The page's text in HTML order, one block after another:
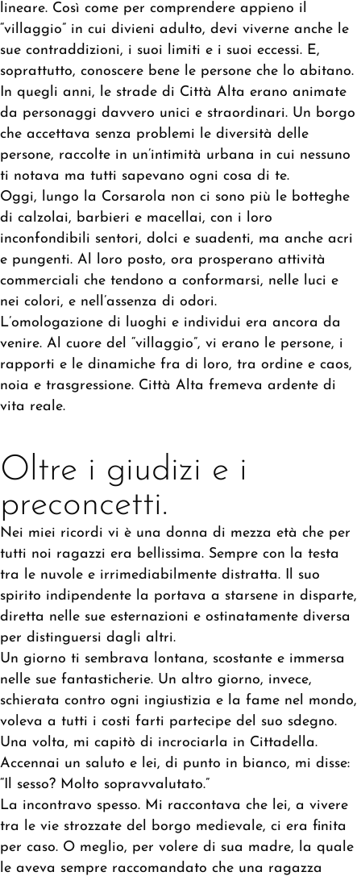
lineare. Così come per comprendere appieno il
“villaggio” in cui divieni adulto, devi viverne anche le
sue contraddizioni, i suoi limiti e i suoi eccessi. E,
soprattutto, conoscere bene le persone che lo abitano.
In quegli anni, le strade di Città Alta erano animate
da personaggi davvero unici e straordinari. Un borgo
che accettava senza problemi le diversità delle
persone, raccolte in un’intimità urbana in cui nessuno
ti notava ma tutti sapevano ogni cosa di te.
Oggi, lungo la Corsarola non ci sono più le botteghe
di calzolai, barbieri e macellai, con i loro
inconfondibili sentori, dolci e suadenti, ma anche acri
e pungenti. Al loro posto, ora prosperano attività
commerciali che tendono a conformarsi, nelle luci e
nei colori, e nell’assenza di odori.
L’omologazione di luoghi e individui era ancora da
venire. Al cuore del “villaggio”, vi erano le persone, i
rapporti e le dinamiche fra di loro, tra ordine e caos,
noia e trasgressione. Città Alta fremeva ardente di
vita reale.
Oltre i giudizi e i
preconcetti.
Nei miei ricordi vi è una donna di mezza età che per
tutti noi ragazzi era bellissima. Sempre con la testa
tra le nuvole e irrimediabilmente distratta. Il suo
spirito indipendente la portava a starsene in disparte,
diretta nelle sue esternazioni e ostinatamente diversa
per distinguersi dagli altri.
Un giorno ti sembrava lontana, scostante e immersa
nelle sue fantasticherie. Un altro giorno, invece,
schierata contro ogni ingiustizia e la fame nel mondo,
voleva a tutti i costi farti partecipe del suo sdegno.
Una volta, mi capitò di incrociarla in Cittadella.
Accennai un saluto e lei, di punto in bianco, mi disse:
“Il sesso? Molto sopravvalutato.”
La incontravo spesso. Mi raccontava che lei, a vivere
tra le vie strozzate del borgo medievale, ci era finita
per caso. O meglio, per volere di sua madre, la quale
le aveva sempre raccomandato che una ragazza